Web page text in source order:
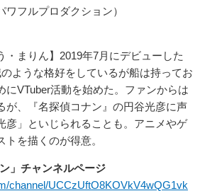
フルプロダクション）
・まりん】2019年7月にデビューした
ような格好をしているが船は持ってお
にVTuber活動を始めた。ファンからは
が、『名探偵コナン』の円谷光彦に声
彦」といじられることも。アニメやゲ
を描くのが得意。
」チャンネルページ
channel/UCCzUftO8KOVkV4wQG1vk